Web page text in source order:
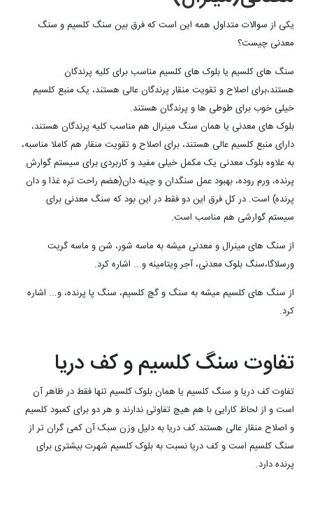
یکی از سوالات متداول همه این است که فرق بین سنگ کلسیم و سنگ
معدنی چیست؟
سنگ های کلسیم یا بلوک های کلسیم مناسب برای کلیه پرندگان
هستند،برای اصلاح و تقویت منقار پرندگان عالی هستند، یک منبع کلسیم
خیلی خوب برای طوطی ها و پرندگان هستند.
بلوک های معدنی یا همان سنگ مینرال هم مناسب کلیه پرندگان هستند،
دارای منبع کلسیم عالی هستند، برای اصلاح و تقویت منقار هم کاملا مناسبه،
به علاوه بلوک معدنی یک مکمل خیلی مفید و کاربردی برای سیستم گوارش
پرنده، ورم روده، بهبود عمل سنگدان و چینه دان(هضم راحت تره غذا و دان
پرنده) است. در کل فرق این دو فقط در این بود که سنگ معدنی برای
سیستم گوارشی هم مناسب است.
از سنگ های مینرال و معدنی میشه به ماسه شور، شن و ماسه گریت
ورسلاگا،سنگ بلوک معدنی، آجر ویتامینه و... اشاره کرد.
از سنگ های کلسیم میشه به سنگ و گچ کلسیم، سنگ پا پرنده، و... اشاره
کرد.
تفاوت سنگ کلسیم و کف دریا
تفاوت کف دریا و سنگ کلسیم یا همان بلوک کلسیم تنها فقط در ظاهر آن
است و از لحاظ کارایی با هم هیچ تفاوتی ندارند و هر دو برای کمبود کلسیم
و اصلاح منقار عالی هستند.کف دریا به دلیل وزن سبک آن کمی گران تر از
سنگ کلسیم است و کف دریا نسبت به بلوک کلسیم شهرت بیشتری برای
پرنده دارد.